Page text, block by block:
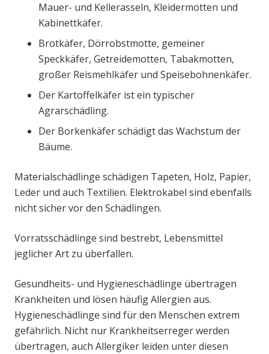
Mauer- und Kellerasseln, Kleidermotten und
Kabinettkäfer.
Brotkäfer, Dörrobstmotte, gemeiner
Speckkäfer, Getreidemotten, Tabakmotten,
großer Reismehlkäfer und Speisebohnenkäfer.
Der Kartoffelkäfer ist ein typischer
Agrarschädling.
Der Borkenkäfer schädigt das Wachstum der
Bäume.
Materialschädlinge schädigen Tapeten, Holz, Papier,
Leder und auch Textilien. Elektrokabel sind ebenfalls
nicht sicher vor den Schädlingen.
Vorratsschädlinge sind bestrebt, Lebensmittel
jeglicher Art zu überfallen.
Gesundheits- und Hygieneschädlinge übertragen
Krankheiten und lösen häufig Allergien aus.
Hygieneschädlinge sind für den Menschen extrem
gefährlich. Nicht nur Krankheitserreger werden
übertragen, auch Allergiker leiden unter diesen